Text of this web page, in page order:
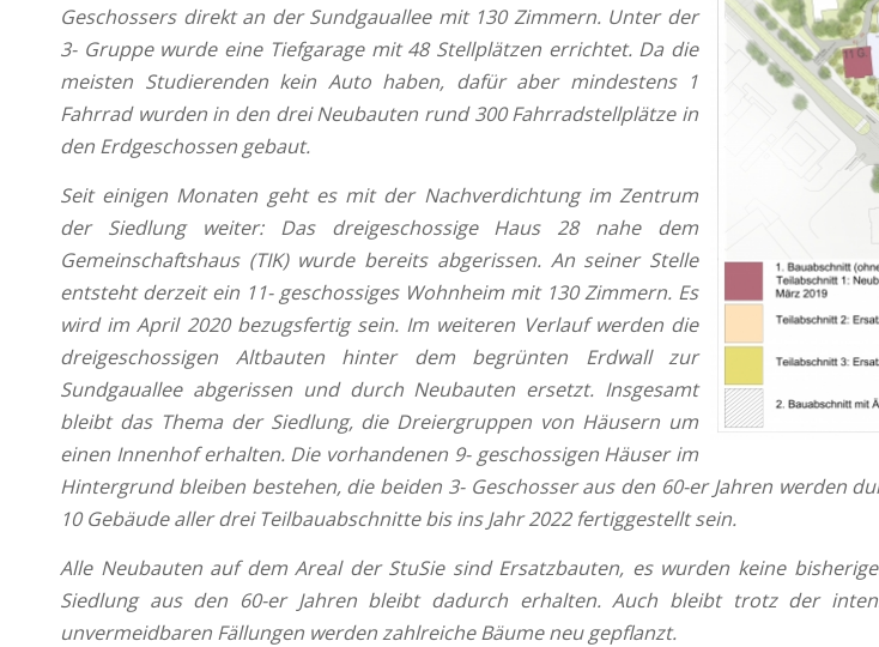
Geschossers direkt an der Sundgauallee mit 130 Zimmern. Unter der
3- Gruppe wurde eine Tiefgarage mit 48 Stellplätzen errichtet. Da die
meisten Studierenden kein Auto haben, dafür aber mindestens 1
Fahrrad wurden in den drei Neubauten rund 300 Fahrradstellplätze in
den Erdgeschossen gebaut.
Seit einigen Monaten geht es mit der Nachverdichtung im Zentrum
der Siedlung weiter: Das dreigeschossige Haus 28 nahe dem
Gemeinschaftshaus (TIK) wurde bereits abgerissen. An seiner Stelle
entsteht derzeit ein 11- geschossiges Wohnheim mit 130 Zimmern. Es
wird im April 2020 bezugsfertig sein. Im weiteren Verlauf werden die
dreigeschossigen Altbauten hinter dem begrünten Erdwall zur
Sundgauallee abgerissen und durch Neubauten ersetzt. Insgesamt
bleibt das Thema der Siedlung, die Dreiergruppen von Häusern um
einen Innenhof erhalten. Die vorhandenen 9- geschossigen Häuser im
Hintergrund bleiben bestehen, die beiden 3- Geschosser aus den 60-er Jahren werden
10 Gebäude aller drei Teilbauabschnitte bis ins Jahr 2022 fertiggestellt sein.
Alle Neubauten auf dem Areal der StuSie sind Ersatzbauten, es wurden keine
Siedlung aus den 60-er Jahren bleibt dadurch erhalten. Auch bleibt trotz der
unvermeidbaren Fällungen werden zahlreiche Bäume neu gepflanzt.